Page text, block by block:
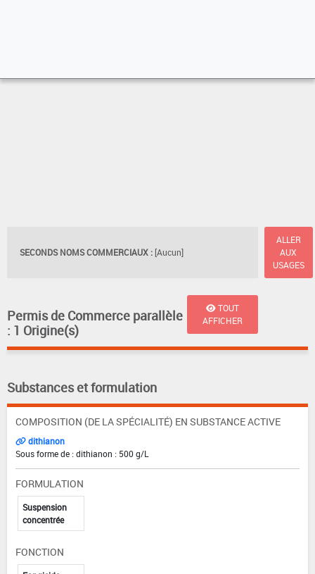
SECONDS NOMS COMMERCIAUX : [Aucun]
ALLER
AUX
USAGES
Permis de Commerce parallèle
: 1 Origine(s)
TOUT
AFFICHER
Substances et formulation
COMPOSITION (DE LA SPÉCIALITÉ) EN SUBSTANCE ACTIVE
dithianon
Sous forme de : dithianon : 500 g/L
FORMULATION
Suspension
concentrée
FONCTION